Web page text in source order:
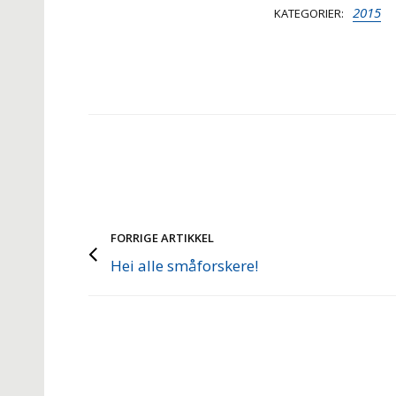
KATEGORIER 2015
FORRIGE ARTIKKEL
Hei alle småforskere!